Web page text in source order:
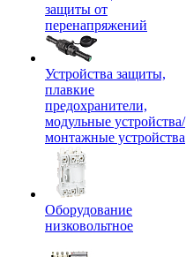
защиты от
перенапряжений
Устройства защиты,
плавкие
предохранители,
модульные устройства/
монтажные устройства
Оборудование
низковольтное